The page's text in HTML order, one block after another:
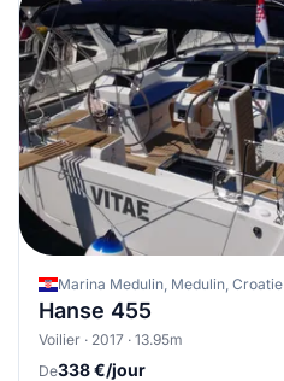
Marina Medulin, Medulin, Croatie
Hanse 455
Voilier · 2017 · 13.95m
De338 €/jour